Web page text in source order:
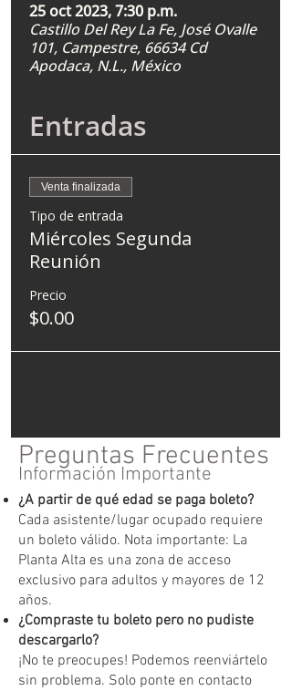
25 oct 2023, 7:30 p.m.
Castillo Del Rey La Fe, José Ovalle
101, Campestre, 66634 Cd
Apodaca, N.L., México
Entradas
Venta finalizada
Tipo de entrada
Miércoles Segunda
Reunión
Precio
$0.00
Preguntas Frecuentes
Información Importante
¿A partir de qué edad se paga boleto?
Cada asistente/lugar ocupado requiere
un boleto válido. Nota importante: La
Planta Alta es una zona de acceso
exclusivo para adultos y mayores de 12
años.
¿Compraste tu boleto pero no pudiste
descargarlo?
¡No te preocupes! Podemos reenviártelo
sin problema. Solo ponte en contacto